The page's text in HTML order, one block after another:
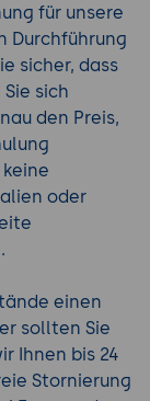
für unsere
Durchführung
sicher, dass
sich
den Preis,
oder
einen
sollten Sie
Ihnen bis 24
Stornierung